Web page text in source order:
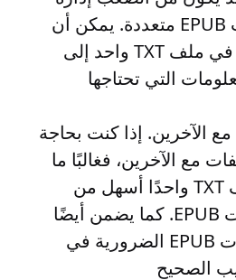
وتتبع وجود ملفات EPUB متعددة. يمكن أن
يؤدي دمج EPUB في ملف TXT واحد إلى
التي تحتاجها
الآخرين. إذا كنت بحاجة
مع الآخرين، فغالبًا ما
يكون إرسال ملف TXT واحدًا أسهل من
إرسال عدة ملفات EPUB. كما يضمن أيضًا
تخزين جميع ملفات EPUB الضرورية في
الصحيح